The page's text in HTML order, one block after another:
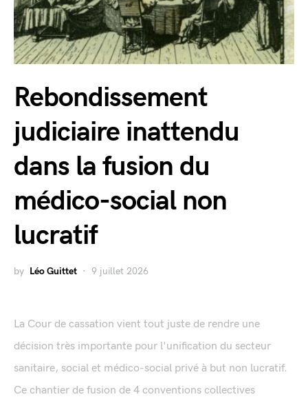
Rebondissement
judiciaire inattendu
dans la fusion du
médico-social non
lucratif
by Léo Guittet 9 juillet 2026
La Cour de cassation vient tout juste de rendre une
décision très importante pour l'unification du secteur
sanitaire, social et médico-social privé à but non lucratif.
Ce chantier de fusion de 4 conventions collectives